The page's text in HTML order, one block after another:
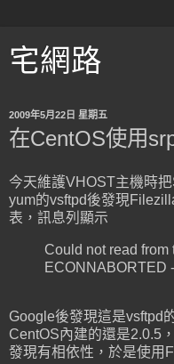
宅網路
2009年5月22日 星期五
在CentOS使用
今天維護VHOST主機時
yum的vsftpd後發現
表，訊息列顯示
Could not read from
ECONNABORTED
Google後發現這是vsftpd
CentOS內建的還是2.0.5
發現有相依性，於是使用